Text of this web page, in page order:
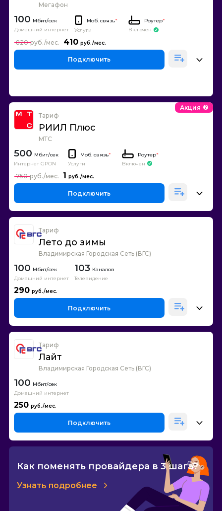
Мегафон
100
Домашний интернет
Моб. связь*
Услуги
Роутер*
Включен
410
820
Подключить
Тариф
РИИЛ Плюс
МТС
Акция
500
Интернет GPON
Моб. связь*
Услуги
Роутер*
Включен
1
750
Подключить
Тариф
Лето до зимы
Владимирская Городская Сеть (ВГС)
100
Домашний интернет
103 Каналов
Телевидение
290
Подключить
Тариф
Лайт
Владимирская Городская Сеть (ВГС)
100
Домашний интернет
250
Подключить
Как поменять провайдера в 3 шага?
Узнать подробнее